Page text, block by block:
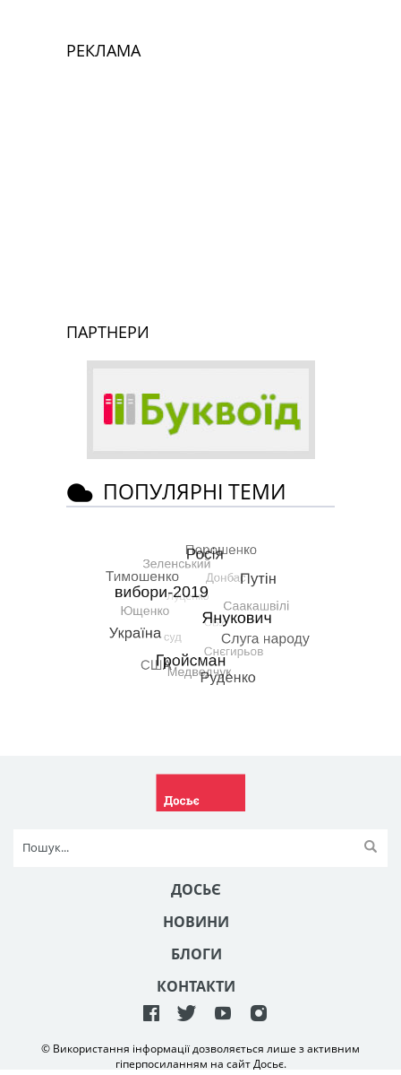
РЕКЛАМА
ПАРТНЕРИ
ПОПУЛЯРНІ ТЕМИ
ДОСЬЄ
НОВИНИ
БЛОГИ
КОНТАКТИ
© Використання інформації дозволяється лише з активним
гіперпосиланням на сайт Досьє.